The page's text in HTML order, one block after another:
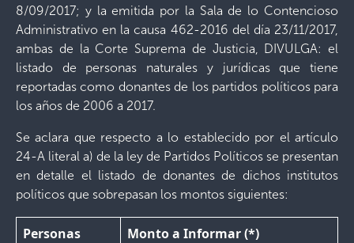
8/09/2017; y la emitida por la Sala de lo Contencioso
Administrativo en la causa 462-2016 del día 23/11/2017,
ambas de la Corte Suprema de Justicia, DIVULGA: el
listado de personas naturales y jurídicas que tiene
reportadas como donantes de los partidos políticos para
los años de 2006 a 2017.
Se aclara que respecto a lo establecido por el artículo
24-A literal a) de la ley de Partidos Políticos se presentan
en detalle el listado de donantes de dichos institutos
políticos que sobrepasan los montos siguientes:
Personas
Monto a Informar (*)